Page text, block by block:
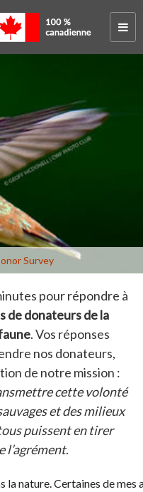
Survey
pour répondre à
de donateurs de la
. Vos réponses
nos donateurs,
de notre mission :
cette volonté
et des milieux
puissent en tirer
l’agrément.
la nature. Certaines de